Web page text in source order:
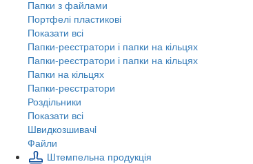
Папки з файлами
Портфелі пластикові
Показати всі
Папки-реєстратори і папки на кільцях
Папки-реєстратори і папки на кільцях
Папки на кільцях
Папки-реєстратори
Роздільники
Показати всі
Швидкозшивачi
Файли
Штемпельна продукція